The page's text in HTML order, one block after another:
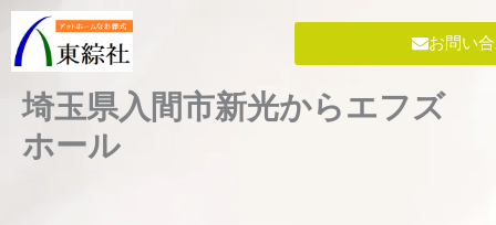
内
を
お問い
埼玉県入間市新光からエフズ
ホール